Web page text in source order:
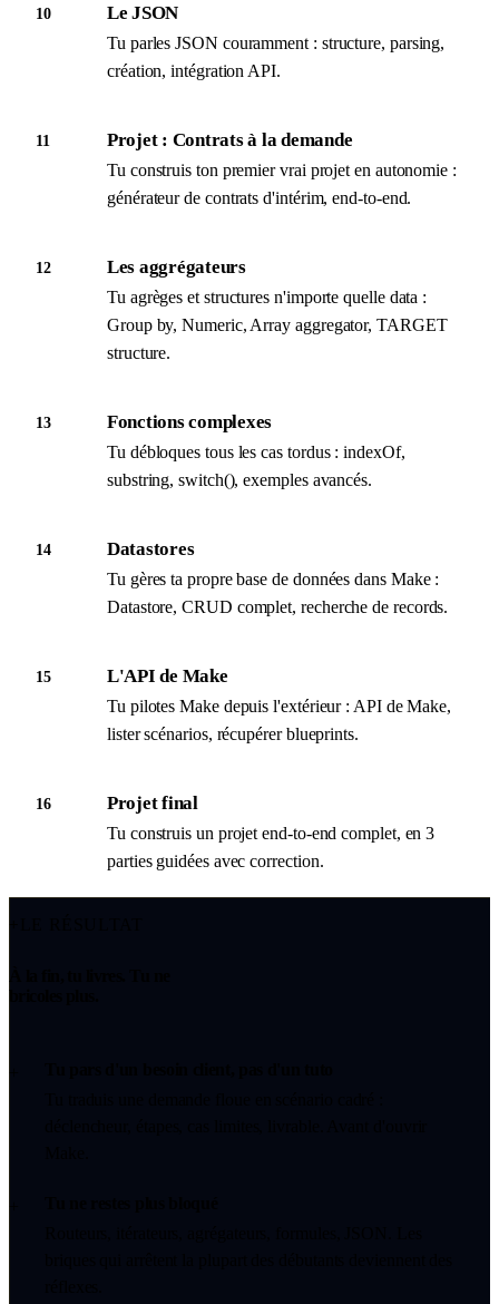
10 Le JSON
Tu parles JSON couramment : structure, parsing,
création, intégration API.
11 Projet : Contrats à la demande
Tu construis ton premier vrai projet en autonomie :
générateur de contrats d'intérim, end-to-end.
12 Les aggrégateurs
Tu agrèges et structures n'importe quelle data :
Group by, Numeric, Array aggregator, TARGET
structure.
13 Fonctions complexes
Tu débloques tous les cas tordus : indexOf,
substring, switch(), exemples avancés.
14 Datastores
Tu gères ta propre base de données dans Make :
Datastore, CRUD complet, recherche de records.
15 L'API de Make
Tu pilotes Make depuis l'extérieur : API de Make,
lister scénarios, récupérer blueprints.
16 Projet final
Tu construis un projet end-to-end complet, en 3
parties guidées avec correction.